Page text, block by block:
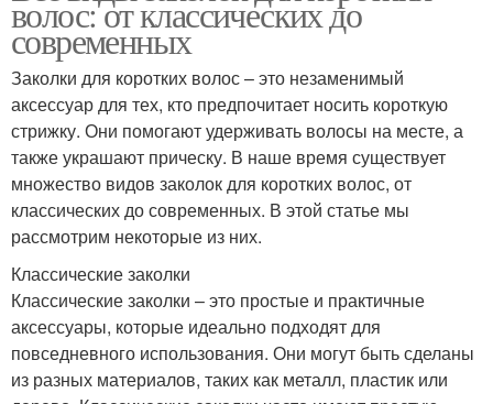
волос: от классических до
современных
Заколки для коротких волос – это незаменимый
аксессуар для тех, кто предпочитает носить короткую
стрижку. Они помогают удерживать волосы на месте, а
также украшают прическу. В наше время существует
множество видов заколок для коротких волос, от
классических до современных. В этой статье мы
рассмотрим некоторые из них.
Классические заколки
Классические заколки – это простые и практичные
аксессуары, которые идеально подходят для
повседневного использования. Они могут быть сделаны
из разных материалов, таких как металл, пластик или